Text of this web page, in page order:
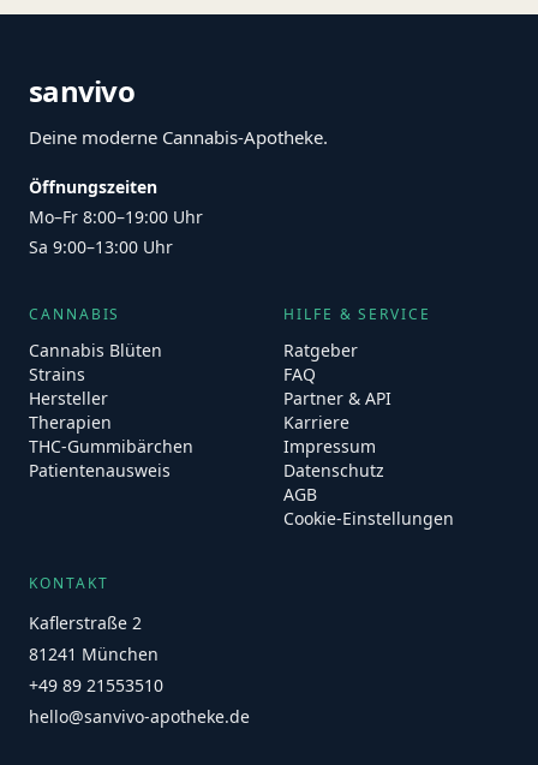
sanvivo
Deine moderne Cannabis-Apotheke.
Öffnungszeiten
Mo–Fr 8:00–19:00 Uhr
Sa 9:00–13:00 Uhr
CANNABIS
Cannabis Blüten
Strains
Hersteller
Therapien
THC-Gummibärchen
Patientenausweis
HILFE & SERVICE
Ratgeber
FAQ
Partner & API
Karriere
Impressum
Datenschutz
AGB
Cookie-Einstellungen
KONTAKT
Kaflerstraße 2
81241 München
+49 89 21553510
hello@sanvivo-apotheke.de